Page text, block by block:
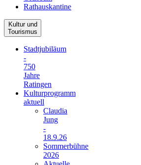
Rathauskantine
Kultur und
Tourismus
Stadtjubiläum
-
750
Jahre
Ratingen
Kulturprogramm
aktuell
Claudia
Jung
-
18.9.26
Sommerbühne
2026